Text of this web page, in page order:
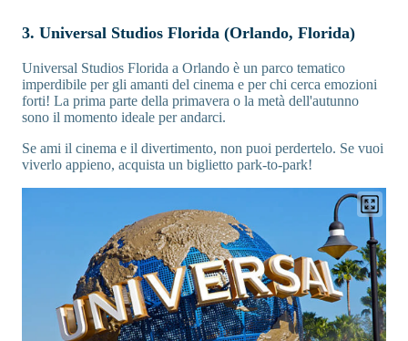
3. Universal Studios Florida (Orlando, Florida)
Universal Studios Florida a Orlando è un parco tematico
imperdibile per gli amanti del cinema e per chi cerca emozioni
forti! La prima parte della primavera o la metà dell'autunno
sono il momento ideale per andarci.
Se ami il cinema e il divertimento, non puoi perdertelo. Se vuoi
viverlo appieno, acquista un biglietto park-to-park!